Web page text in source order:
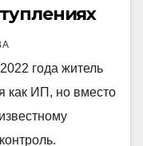
года житель
как ИП, но вместо